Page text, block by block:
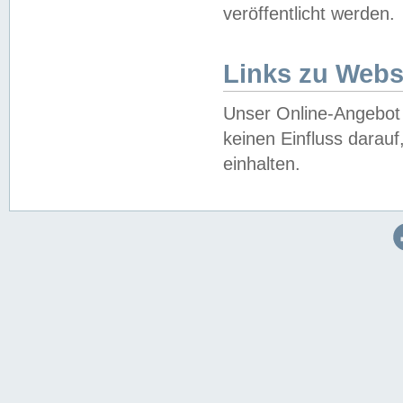
veröffentlicht werden.
Links zu
Unser Online-
keinen Einfluss
einhalten.